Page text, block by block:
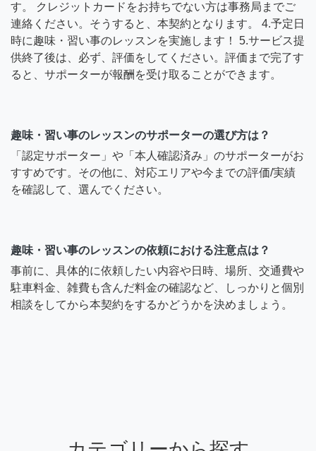
す。 クレジットカードをお持ちでない方は事務局までご
連絡ください。そうすると、本契約となります。 4.予定日
時に趣味・習い事のレッスンを実施します！ 5.サービス提
供終了後は、必ず、評価をしてください。評価まで完了す
ると、サポーターが報酬を受け取ることができます。
趣味・習い事のレッスンのサポーターの選び方は？
「認定サポーター」や「本人確認済み」のサポーターがお
すすめです。その他に、対応エリアや今までの評価/実績
を確認して、選んでください。
趣味・習い事のレッスンの依頼における注意点は？
事前に、具体的に依頼したい内容や日時、場所、交通費や
駐車料金、雑費も含んだ料金の確認など、しっかりと個別
相談をしてから本契約をするかどうかを決めましょう。